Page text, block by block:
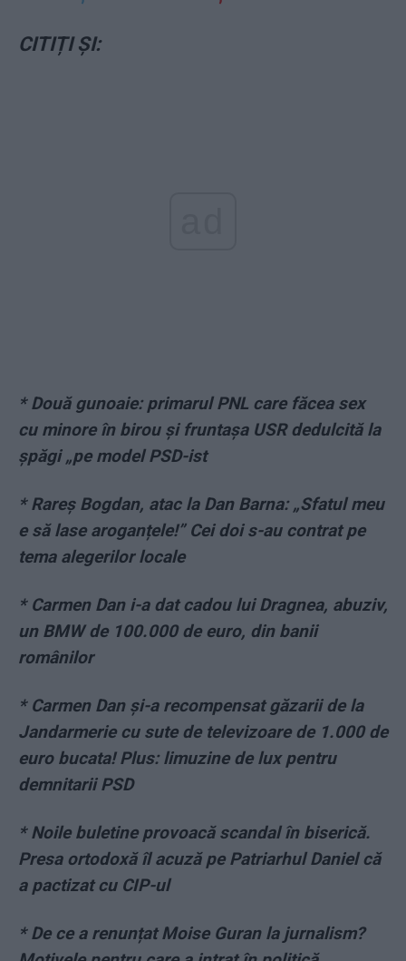
CITIȚI ȘI:
* Două gunoaie: primarul PNL care făcea sex
cu minore în birou și fruntașa USR dedulcită la
șpăgi „pe model PSD-ist
* Rareș Bogdan, atac la Dan Barna: „Sfatul meu
e să lase aroganțele!” Cei doi s-au contrat pe
tema alegerilor locale
* Carmen Dan i-a dat cadou lui Dragnea, abuziv,
un BMW de 100.000 de euro, din banii
românilor
* Carmen Dan și-a recompensat găzarii de la
Jandarmerie cu sute de televizoare de 1.000 de
euro bucata! Plus: limuzine de lux pentru
demnitarii PSD
* Noile buletine provoacă scandal în biserică.
Presa ortodoxă îl acuză pe Patriarhul Daniel că
a pactizat cu CIP-ul
* De ce a renunțat Moise Guran la jurnalism?